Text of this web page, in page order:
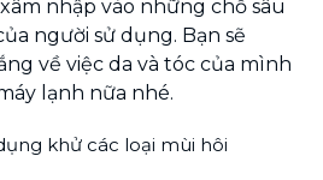
nhập vào những chỗ sâu
người sử dụng. Bạn sẽ
về việc da và tóc của mình
lạnh nữa nhé.